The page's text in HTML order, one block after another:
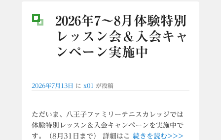
2026年7〜8月体験特別
レッスン会＆入会キャ
ンペーン実施中
2026年7月13日 に x01 が投稿
ただいま、八王子ファミリーテニスカレッジでは
体験特別レッスン＆入会キャンペーンを実施中で
す。（8月31日まで） 詳細はこ 続きを読む>>>